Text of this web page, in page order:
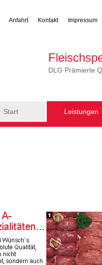
Anfahrt Kontakt Impressum
DLG Prämierte
Start Leistungen